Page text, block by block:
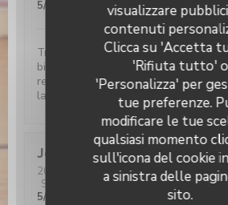
visualizzare
contenuti
Clicca su 'Accetta
'Rifiuta tutto' o
'Personalizza' per
tue preferenze.
modificare le tue
qualsiasi momento
sull'icona del cookie
a sinistra delle
sito.
5/5
Très bon moment, avec un accueil
bienveillant Croquettes de crevettes
recommande Le café gourmand un
la prochaine!
Jerome
C
2026-07-30
- 12:15 - Ospiti 9
Servizio
Atmosfera :5/5 Cucina: 5
5/5
L'étable de